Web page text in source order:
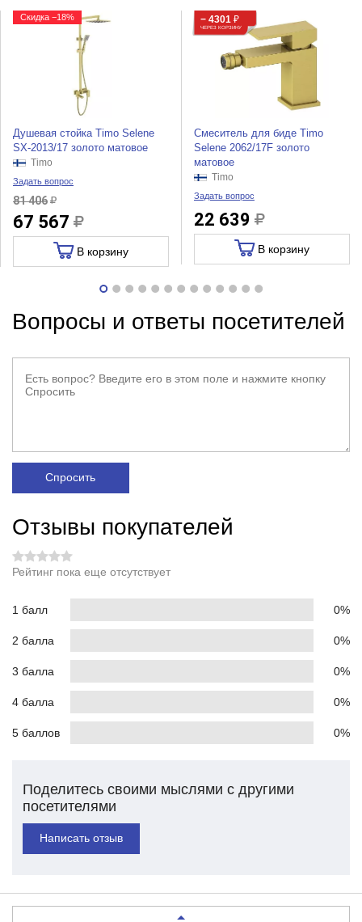
Скидка −18%
Душевая стойка Timo Selene
SX-2013/17 золото матовое
Timo
Задать вопрос
81 406
67 567
В корзину
− 4301 ₽
ЧЕРЕЗ КОРЗИНУ
Смеситель для биде Timo
Selene 2062/17F золото
матовое
Timo
Задать вопрос
22 639
В корзину
Вопросы и ответы посетителей
Спросить
Отзывы покупателей
Рейтинг пока еще отсутствует
1 балл 0%
2 балла 0%
3 балла 0%
4 балла 0%
5 баллов 0%
Поделитесь своими мыслями с другими
посетителями
Написать отзыв